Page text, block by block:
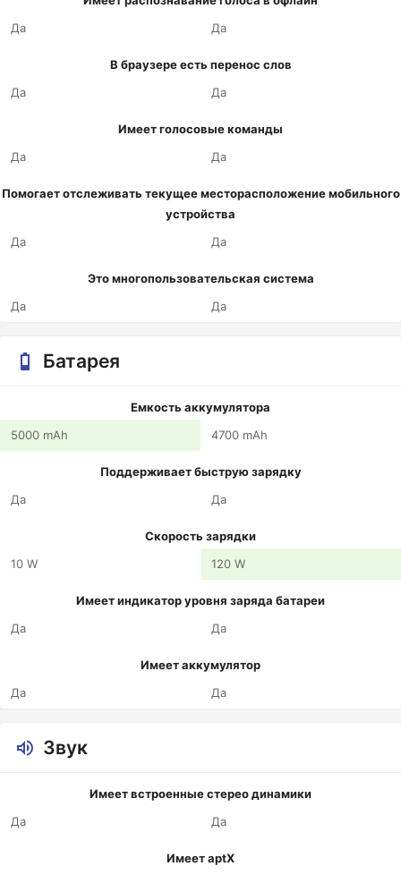
Да
Да
В браузере есть перенос слов
Да
Да
Имеет голосовые команды
Да
Да
Помогает отслеживать текущее месторасположение мобильного
устройства
Да
Да
Это многопользовательская система
Да
Да
Батарея
Емкость аккумулятора
5000 mAh
4700 mAh
Поддерживает быструю зарядку
Да
Да
Скорость зарядки
10 W
120 W
Имеет индикатор уровня заряда батареи
Да
Да
Имеет аккумулятор
Да
Да
Звук
Имеет встроенные стерео динамики
Да
Да
Имеет aptX